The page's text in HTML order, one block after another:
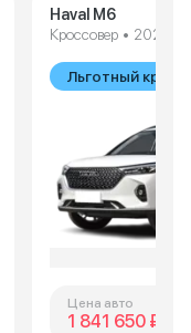
Haval M6
Кроссовер • 2026
Льготный
Цена авто
1 841 650 ₽